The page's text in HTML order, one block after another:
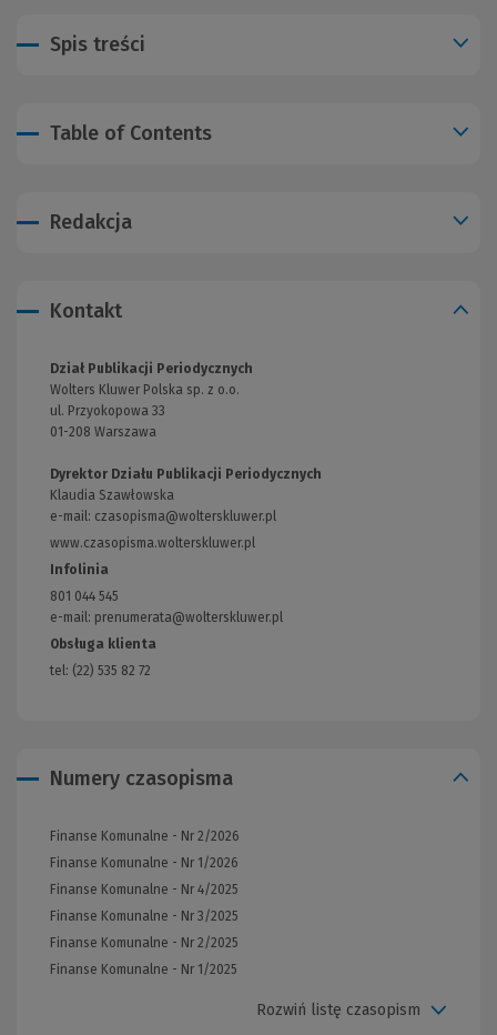
Spis treści
Table of Contents
Redakcja
Kontakt
Dział Publikacji Periodycznych
Wolters Kluwer Polska sp. z o.o.
ul. Przyokopowa 33
01-208 Warszawa
Dyrektor Działu Publikacji Periodycznych
Klaudia Szawłowska
e-mail: czasopisma@wolterskluwer.pl
www.czasopisma.wolterskluwer.pl
Infolinia
801 044 545
e-mail: prenumerata@wolterskluwer.pl
Obsługa klienta
tel: (22) 535 82 72
Numery czasopisma
Finanse Komunalne - Nr 2/2026
Finanse Komunalne - Nr 1/2026
Finanse Komunalne - Nr 4/2025
Finanse Komunalne - Nr 3/2025
Finanse Komunalne - Nr 2/2025
Finanse Komunalne - Nr 1/2025
Rozwiń listę czasopism